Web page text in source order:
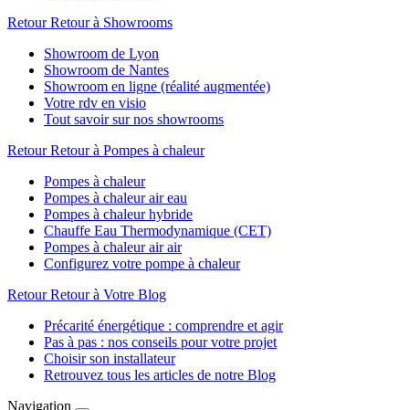
Retour Retour à Showrooms
Showroom de Lyon
Showroom de Nantes
Showroom en ligne (réalité augmentée)
Votre rdv en visio
Tout savoir sur nos showrooms
Retour Retour à Pompes à chaleur
Pompes à chaleur
Pompes à chaleur air eau
Pompes à chaleur hybride
Chauffe Eau Thermodynamique (CET)
Pompes à chaleur air air
Configurez votre pompe à chaleur
Retour Retour à Votre Blog
Précarité énergétique : comprendre et agir
Pas à pas : nos conseils pour votre projet
Choisir son installateur
Retrouvez tous les articles de notre Blog
Navigation